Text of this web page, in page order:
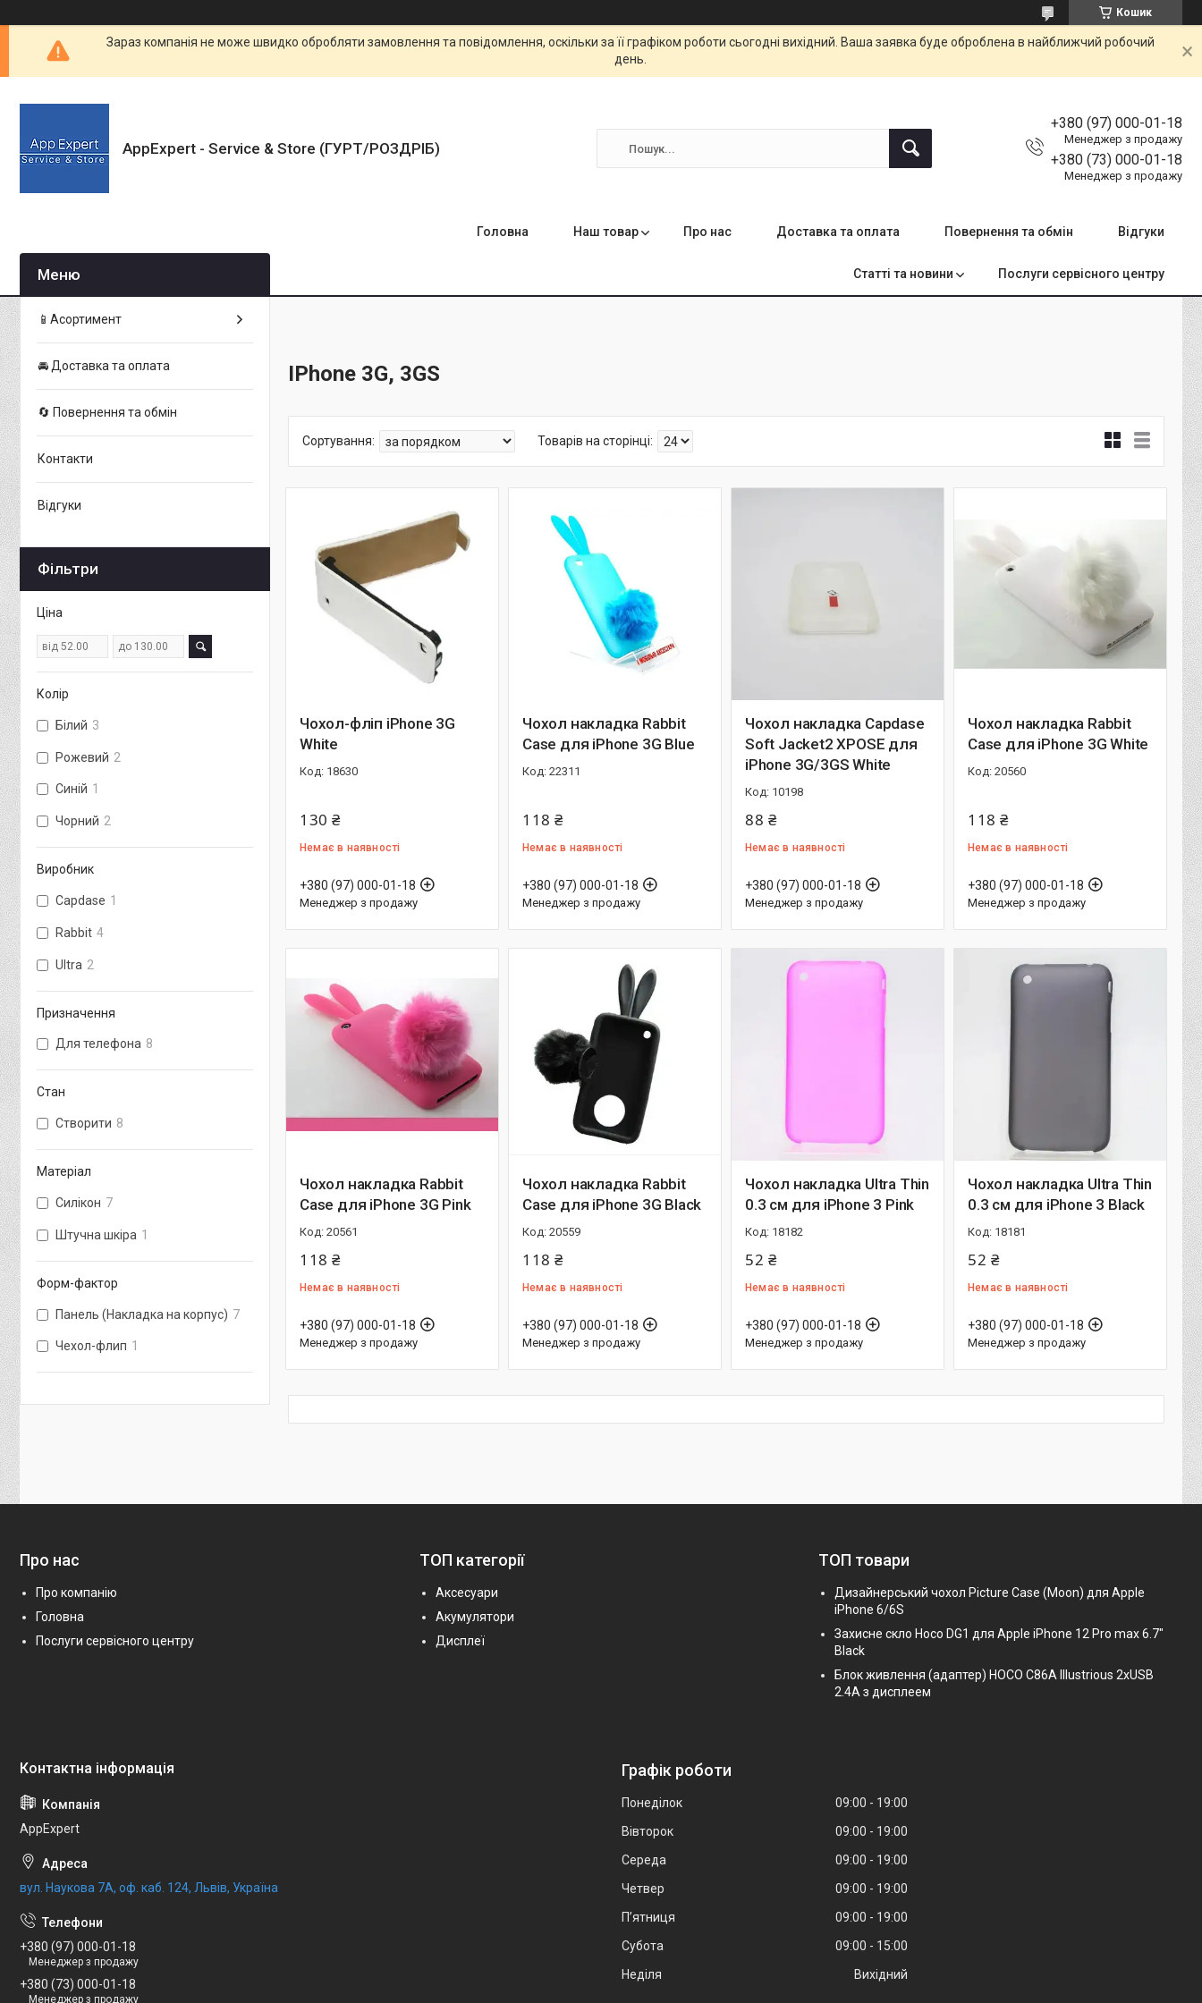
Кошик
Зараз компанія не може швидко обробляти замовлення та повідомлення, оскільки за її графіком роботи сьогодні вихідний. Ваша заявка буде оброблена в найближчий робочий
день.
AppExpert - Service & Store (ГУРТ/РОЗДРІБ)
+380 (97) 000-01-18
Менеджер з продажу
+380 (73) 000-01-18
Менеджер з продажу
Головна Наш товар Про нас Доставка та оплата Повернення та обмін Відгуки
Статті та новини Послуги сервісного центру
IPhone 3G, 3GS
Чохол-фліп iPhone 3G
White
18630
130 ₴
Немає в наявності
+380 (97) 000-01-18
Менеджер з продажу
Чохол накладка Rabbit
Case для iPhone 3G Blue
22311
118 ₴
Немає в наявності
+380 (97) 000-01-18
Менеджер з продажу
Чохол накладка Capdase
Soft Jacket2 XPOSE для
iPhone 3G/3GS White
10198
88 ₴
Немає в наявності
+380 (97) 000-01-18
Менеджер з продажу
Чохол накладка Rabbit
Case для iPhone 3G White
20560
118 ₴
Немає в наявності
+380 (97) 000-01-18
Менеджер з продажу
Чохол накладка Rabbit
Case для iPhone 3G Pink
20561
118 ₴
Немає в наявності
+380 (97) 000-01-18
Менеджер з продажу
Чохол накладка Rabbit
Case для iPhone 3G Black
20559
118 ₴
Немає в наявності
+380 (97) 000-01-18
Менеджер з продажу
Чохол накладка Ultra Thin
0.3 см для iPhone 3 Pink
18182
52 ₴
Немає в наявності
+380 (97) 000-01-18
Менеджер з продажу
Чохол накладка Ultra Thin
0.3 см для iPhone 3 Black
18181
52 ₴
Немає в наявності
+380 (97) 000-01-18
Менеджер з продажу
📱Асортимент
🚘 Доставка та оплата
🔄 Повернення та обмін
Контакти
Відгуки
Фільтри
Ціна
Колір
Білий 3
Рожевий 2
Синій 1
Чорний 2
Виробник
Capdase 1
Rabbit 4
Ultra 2
Призначення
Для телефона 8
Стан
Створити 8
Матеріал
Силікон 7
Штучна шкіра 1
Форм-фактор
Панель (Накладка на корпус) 7
Чехол-флип 1
Про нас
Про компанію
Головна
Послуги сервісного центру
ТОП категорії
Аксесуари
Акумулятори
Дисплеї
ТОП товари
Дизайнерський чохол Picture Case (Moon) для Apple
iPhone 6/6S
Захисне скло Hoco DG1 для Apple iPhone 12 Pro max 6.7"
Black
Блок живлення (адаптер) HOCO C86A Illustrious 2xUSB
2.4A з дисплеем
AppExpert
вул. Наукова 7А, оф. каб. 124, Львів, Україна
+380 (97) 000-01-18
Менеджер з продажу
+380 (73) 000-01-18
Менеджер з продажу
Графік роботи
Понеділок 09:00
19:00
Вівторок
09:00
19:00
Середа
09:00
19:00
Четвер
09:00
19:00
Пʼятниця
09:00
19:00
Субота
09:00
15:00
Неділя
Вихідний